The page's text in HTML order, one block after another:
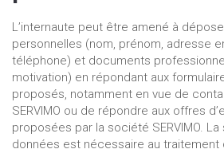
L’internaute peut être amené à
personnelles (nom, prénom, adresse
téléphone) et documents
motivation) en répondant aux
proposés, notamment en vue de
SERVIMO ou de répondre aux offres
proposées par la société SERVIMO.
données est nécessaire au traitement